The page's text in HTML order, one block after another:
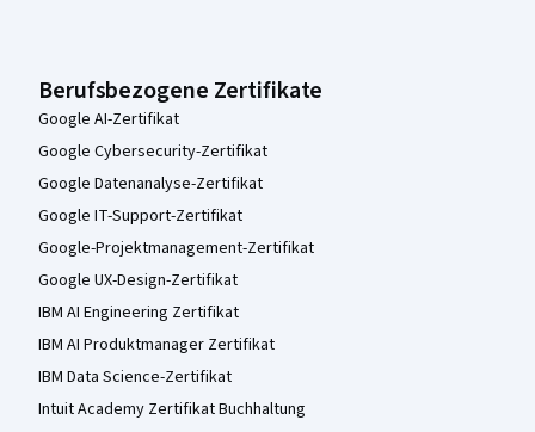
Berufsbezogene Zertifikate
Google AI-Zertifikat
Google Cybersecurity-Zertifikat
Google Datenanalyse-Zertifikat
Google IT-Support-Zertifikat
Google-Projektmanagement-Zertifikat
Google UX-Design-Zertifikat
IBM AI Engineering Zertifikat
IBM AI Produktmanager Zertifikat
IBM Data Science-Zertifikat
Intuit Academy Zertifikat Buchhaltung